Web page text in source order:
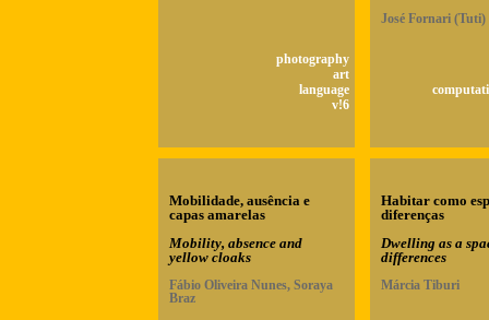
photography
art
language
v!6
José Fornari (Tuti)
Mobilidade, ausência e
capas amarelas
Mobility, absence and
yellow cloaks
Fábio Oliveira Nunes, Soraya
Braz
Habitar como
diferenças
Dwelling as a
differences
Márcia Tiburi